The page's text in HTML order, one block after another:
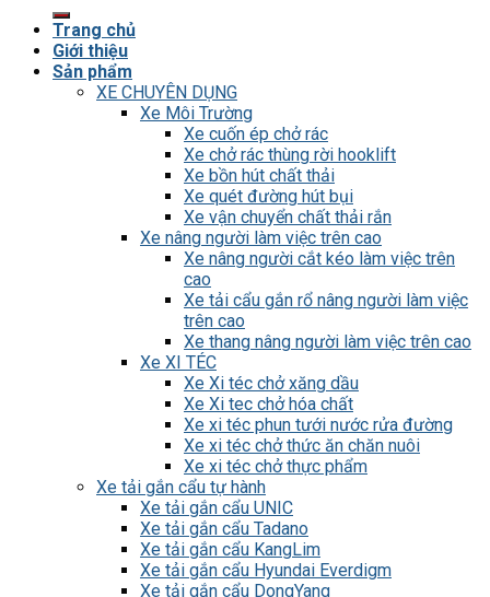
Trang chủ
Giới thiệu
Sản phẩm
XE CHUYÊN DỤNG
Xe Môi Trường
Xe cuốn ép chở rác
Xe chở rác thùng rời hooklift
Xe bồn hút chất thải
Xe quét đường hút bụi
Xe vận chuyển chất thải rắn
Xe nâng người làm việc trên cao
Xe nâng người cắt kéo làm việc trên
cao
Xe tải cẩu gắn rổ nâng người làm việc
trên cao
Xe thang nâng người làm việc trên cao
Xe XI TÉC
Xe Xi téc chở xăng dầu
Xe Xi tec chở hóa chất
Xe xi téc phun tưới nước rửa đường
Xe xi téc chở thức ăn chăn nuôi
Xe xi téc chở thực phẩm
Xe tải gắn cẩu tự hành
Xe tải gắn cẩu UNIC
Xe tải gắn cẩu Tadano
Xe tải gắn cẩu KangLim
Xe tải gắn cẩu Hyundai Everdigm
Xe tải gắn cẩu DongYang